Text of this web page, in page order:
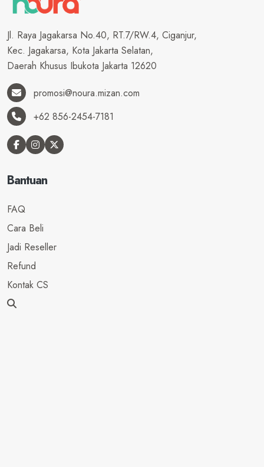
Jl. Raya Jagakarsa No.40, RT.7/RW.4, Ciganjur,
Kec. Jagakarsa, Kota Jakarta Selatan,
Daerah Khusus Ibukota Jakarta 12620
promosi@noura.mizan.com
+62 856-2454-7181
Bantuan
FAQ
Cara Beli
Jadi Reseller
Refund
Kontak CS